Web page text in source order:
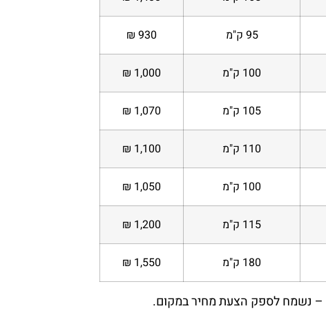
95 ק"מ 930 ₪
100 ק"מ 1,000 ₪
105 ק"מ 1,070 ₪
110 ק"מ 1,100 ₪
100 ק"מ 1,050 ₪
115 ק"מ 1,200 ₪
180 ק"מ 1,550 ₪
– נשמח לספק הצעת מחיר במקום.